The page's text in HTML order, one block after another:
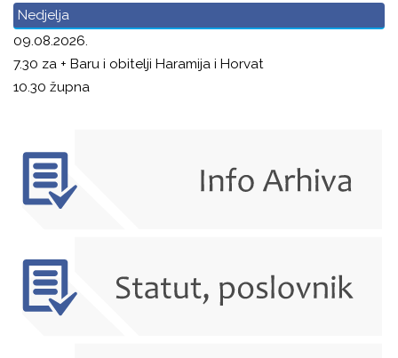
Nedjelja
09.08.2026.
7.30 za + Baru i obitelji Haramija i Horvat
10.30 župna